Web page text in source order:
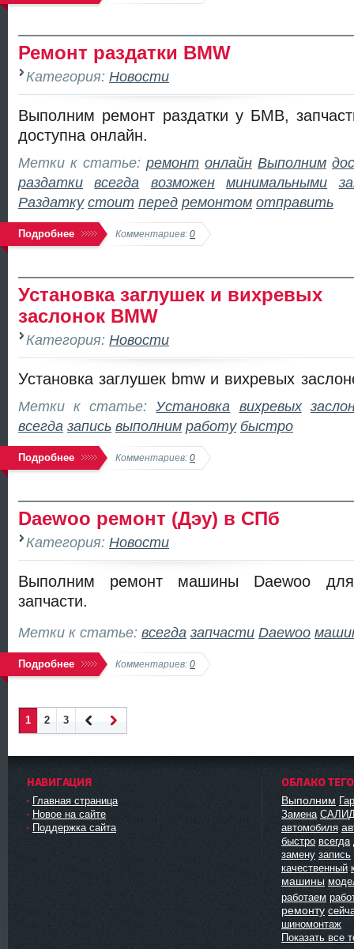
Ремонт раздатки BMW
Категория: Новости
Выполним ремонт раздатки у БМВ,
доступна онлайн.
Метки к статье: ремонт онлайн Выполним
раздатки
всегда возможен минимальными
Раздатку стоит перед ремонтом отправить
Подробнее Комментариев: 0
Установка заглушек и вихревых
заслонок BMW
Категория: Новости
Установка заглушек bmw и вихревых
Метки к статье:Установка вихревых
всегда запись выполним работу быстро
Подробнее Комментариев: 0
Daewoo ремонт (Дэу) в СПб
Категория: Новости
Выполним ремонт машины Daewoo
запчасти.
Метки к статье: всегда запчасти Daewoo
Подробнее Комментариев: 0
1 2
3
НАВИГАЦИЯ
Главная страница
Новое на сайте
Поддержка сайта
ОБЛАКО
Выполним
Замена
автомобиля
быстро всегда
замену запись
качественный
машины
работаем
ремонту
шиномонтаж
Показать все